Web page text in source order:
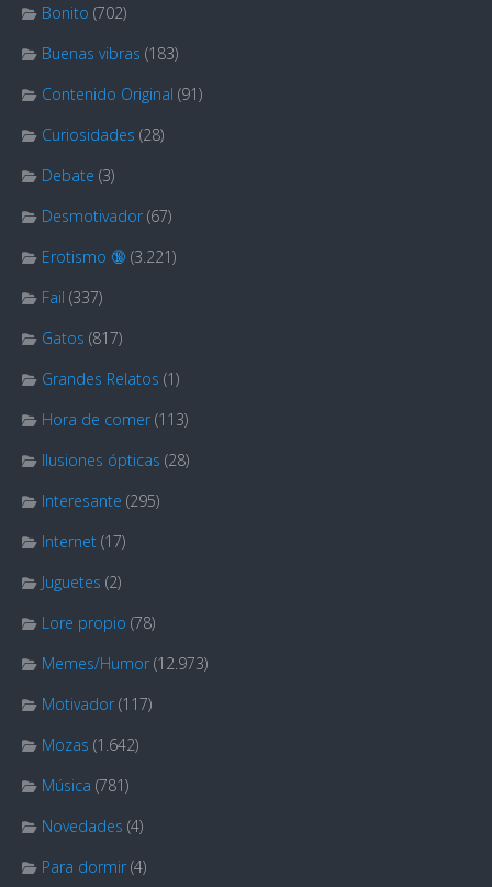
Bonito (702)
Buenas vibras (183)
Contenido Original (91)
Curiosidades (28)
Debate (3)
Desmotivador (67)
Erotismo 🔞 (3.221)
Fail (337)
Gatos (817)
Grandes Relatos (1)
Hora de comer (113)
Ilusiones ópticas (28)
Interesante (295)
Internet (17)
Juguetes (2)
Lore propio (78)
Memes/Humor (12.973)
Motivador (117)
Mozas (1.642)
Música (781)
Novedades (4)
Para dormir (4)